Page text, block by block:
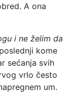
A ona
i ne želim da
kome
sećanja svih
vrlo često
um.